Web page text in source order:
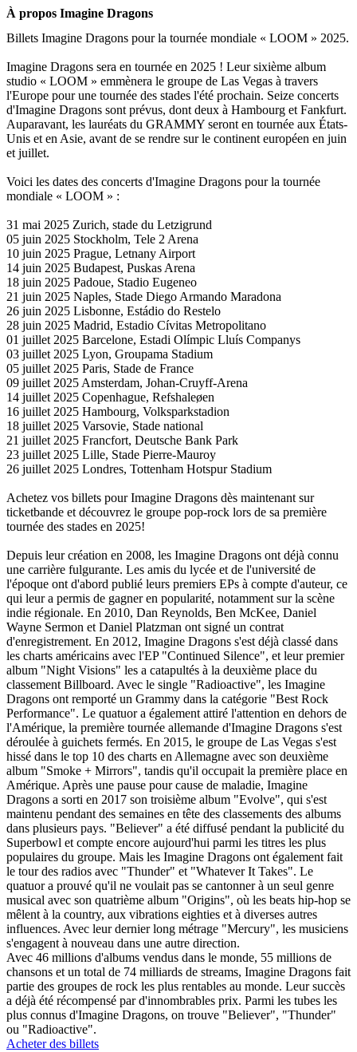
À propos Imagine Dragons
Billets Imagine Dragons pour la tournée mondiale « LOOM » 2025.
Imagine Dragons sera en tournée en 2025 ! Leur sixième album
studio « LOOM » emmènera le groupe de Las Vegas à travers
l'Europe pour une tournée des stades l'été prochain. Seize concerts
d'Imagine Dragons sont prévus, dont deux à Hambourg et Fankfurt.
Auparavant, les lauréats du GRAMMY seront en tournée aux États-
Unis et en Asie, avant de se rendre sur le continent européen en juin
et juillet.
Voici les dates des concerts d'Imagine Dragons pour la tournée
mondiale « LOOM » :
31 mai 2025 Zurich, stade du Letzigrund
05 juin 2025 Stockholm, Tele 2 Arena
10 juin 2025 Prague, Letnany Airport
14 juin 2025 Budapest, Puskas Arena
18 juin 2025 Padoue, Stadio Eugeneo
21 juin 2025 Naples, Stade Diego Armando Maradona
26 juin 2025 Lisbonne, Estádio do Restelo
28 juin 2025 Madrid, Estadio Cívitas Metropolitano
01 juillet 2025 Barcelone, Estadi Olímpic Lluís Companys
03 juillet 2025 Lyon, Groupama Stadium
05 juillet 2025 Paris, Stade de France
09 juillet 2025 Amsterdam, Johan-Cruyff-Arena
14 juillet 2025 Copenhague, Refshaleøen
16 juillet 2025 Hambourg, Volksparkstadion
18 juillet 2025 Varsovie, Stade national
21 juillet 2025 Francfort, Deutsche Bank Park
23 juillet 2025 Lille, Stade Pierre-Mauroy
26 juillet 2025 Londres, Tottenham Hotspur Stadium
Achetez vos billets pour Imagine Dragons dès maintenant sur
ticketbande et découvrez le groupe pop-rock lors de sa première
tournée des stades en 2025!
Depuis leur création en 2008, les Imagine Dragons ont déjà connu
une carrière fulgurante. Les amis du lycée et de l'université de
l'époque ont d'abord publié leurs premiers EPs à compte d'auteur, ce
qui leur a permis de gagner en popularité, notamment sur la scène
indie régionale. En 2010, Dan Reynolds, Ben McKee, Daniel
Wayne Sermon et Daniel Platzman ont signé un contrat
d'enregistrement. En 2012, Imagine Dragons s'est déjà classé dans
les charts américains avec l'EP "Continued Silence", et leur premier
album "Night Visions" les a catapultés à la deuxième place du
classement Billboard. Avec le single "Radioactive", les Imagine
Dragons ont remporté un Grammy dans la catégorie "Best Rock
Performance". Le quatuor a également attiré l'attention en dehors de
l'Amérique, la première tournée allemande d'Imagine Dragons s'est
déroulée à guichets fermés. En 2015, le groupe de Las Vegas s'est
hissé dans le top 10 des charts en Allemagne avec son deuxième
album "Smoke + Mirrors", tandis qu'il occupait la première place en
Amérique. Après une pause pour cause de maladie, Imagine
Dragons a sorti en 2017 son troisième album "Evolve", qui s'est
maintenu pendant des semaines en tête des classements des albums
dans plusieurs pays. "Believer" a été diffusé pendant la publicité du
Superbowl et compte encore aujourd'hui parmi les titres les plus
populaires du groupe. Mais les Imagine Dragons ont également fait
le tour des radios avec "Thunder" et "Whatever It Takes". Le
quatuor a prouvé qu'il ne voulait pas se cantonner à un seul genre
musical avec son quatrième album "Origins", où les beats hip-hop se
mêlent à la country, aux vibrations eighties et à diverses autres
influences. Avec leur dernier long métrage "Mercury", les musiciens
s'engagent à nouveau dans une autre direction.
Avec 46 millions d'albums vendus dans le monde, 55 millions de
chansons et un total de 74 milliards de streams, Imagine Dragons fait
partie des groupes de rock les plus rentables au monde. Leur succès
a déjà été récompensé par d'innombrables prix. Parmi les tubes les
plus connus d'Imagine Dragons, on trouve "Believer", "Thunder"
ou "Radioactive".
Acheter des billets